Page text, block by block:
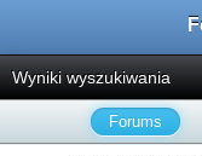
Wyniki wyszukiwania
Forums